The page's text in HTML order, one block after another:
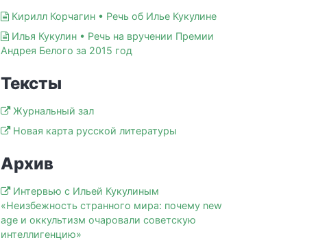
Кирилл Корчагин • Речь об Илье Кукулине
Илья Кукулин • Речь на вручении Премии
Андрея Белого за 2015 год
Тексты
Журнальный зал
Новая карта русской литературы
Архив
Интервью с Ильей Кукулиным
«Неизбежность странного мира: почему new
age и оккультизм очаровали советскую
интеллигенцию»